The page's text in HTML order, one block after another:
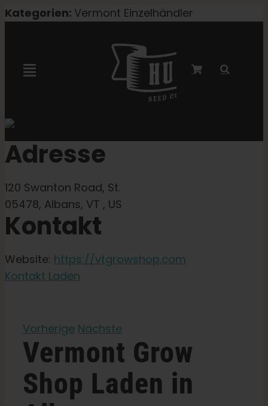
Zum
Kategorien: Vermont Einzelhändler
Navigation
Feminisierte Samen
Autoflower-Samen
Triploide Samen
Gartensamen
Presse
Über
Adresse
120 Swanton Road, St.
05478, Albans, VT , US
Kontakt
Website: https://vtgrowshop.com
Kontakt Laden
Vorherige Nächste
Vermont Grow
Shop Laden in